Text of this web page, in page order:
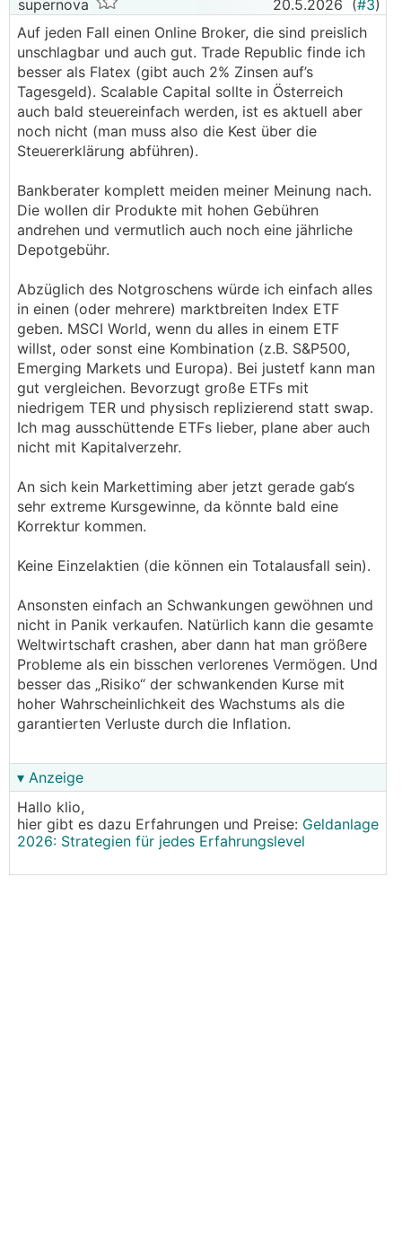
supernova 20.5.2026 (#3)
Auf jeden Fall einen Online Broker, die sind preislich
unschlagbar und auch gut. Trade Republic finde ich
besser als Flatex (gibt auch 2% Zinsen auf’s
Tagesgeld). Scalable Capital sollte in Österreich
auch bald steuereinfach werden, ist es aktuell aber
noch nicht (man muss also die Kest über die
Steuererklärung abführen).
Bankberater komplett meiden meiner Meinung nach.
Die wollen dir Produkte mit hohen Gebühren
andrehen und vermutlich auch noch eine jährliche
Depotgebühr.
Abzüglich des Notgroschens würde ich einfach alles
in einen (oder mehrere) marktbreiten Index ETF
geben. MSCI World, wenn du alles in einem ETF
willst, oder sonst eine Kombination (z.B. S&P500,
Emerging Markets und Europa). Bei justetf kann man
gut vergleichen. Bevorzugt große ETFs mit
niedrigem TER und physisch replizierend statt swap.
Ich mag ausschüttende ETFs lieber, plane aber auch
nicht mit Kapitalverzehr.
An sich kein Markettiming aber jetzt gerade gab‘s
sehr extreme Kursgewinne, da könnte bald eine
Korrektur kommen.
Keine Einzelaktien (die können ein Totalausfall sein).
Ansonsten einfach an Schwankungen gewöhnen und
nicht in Panik verkaufen. Natürlich kann die gesamte
Weltwirtschaft crashen, aber dann hat man größere
Probleme als ein bisschen verlorenes Vermögen. Und
besser das „Risiko“ der schwankenden Kurse mit
hoher Wahrscheinlichkeit des Wachstums als die
garantierten Verluste durch die Inflation.
▾ Anzeige
Hallo klio,
hier gibt es dazu Erfahrungen und Preise: Geldanlage
2026: Strategien für jedes Erfahrungslevel